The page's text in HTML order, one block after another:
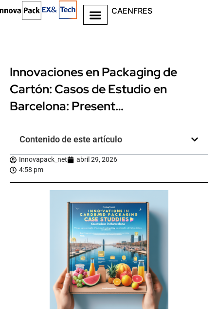
CAENFRES
Innovaciones en Packaging de
Cartón: Casos de Estudio en
Barcelona: Present…
Contenido de este artículo
Innovapack_net
abril 29, 2026
4:58 pm